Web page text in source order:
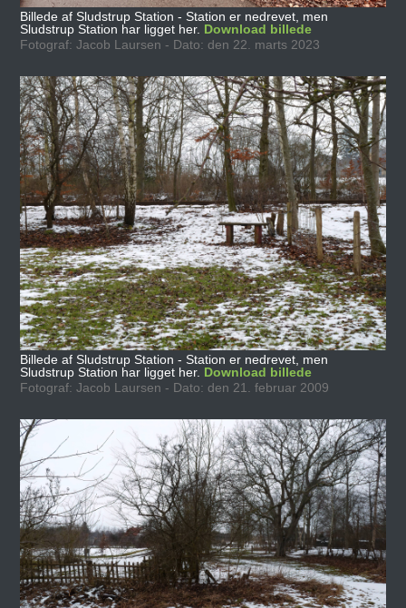
Billede af Sludstrup Station - Station er nedrevet, men
Sludstrup Station har ligget her. Download billede
Fotograf: Jacob Laursen - Dato: den 22. marts 2023
Billede af Sludstrup Station - Station er nedrevet, men
Sludstrup Station har ligget her. Download billede
Fotograf: Jacob Laursen - Dato: den 21. februar 2009